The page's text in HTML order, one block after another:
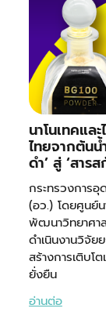
นาโนเทคแล
ไทยจากต้นน้
ดำ’ สู่ ‘สาร
กระทรวงการ
(อว.) โดยศูนย์น
พัฒนาวิทยาศาส
ดำเนินงานวิจัย
สร้างการเติบโ
ยั่งยืน
อ่านต่อ